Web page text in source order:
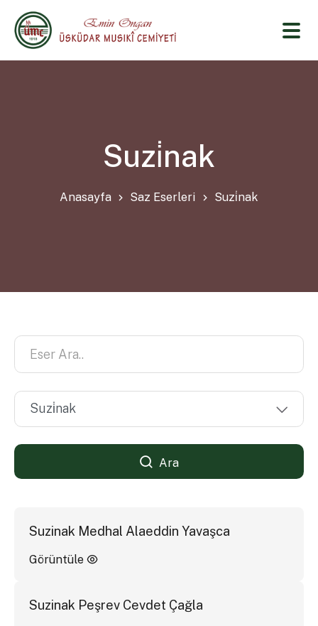
Suzi̇nak
Anasayfa Saz Eserleri Suzi̇nak
Ara
Suzinak Medhal Alaeddin Yavaşca
Görüntüle
Suzinak Peşrev Cevdet Çağla